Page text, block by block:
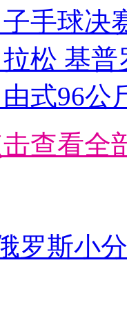
手球决
松 基
式96公
查看全
罗斯小